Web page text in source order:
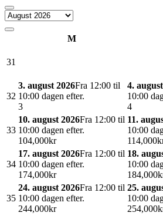
M
31
32
3. august 2026Fra 12:00 til
10:00 dagen efter.
3
4.
10:00
4
33
10. august 2026Fra 12:00 til
10:00 dagen efter.
104,000kr
11.
10:00
11
34
17. august 2026Fra 12:00 til
10:00 dagen efter.
174,000kr
18.
10:00
18
35
24. august 2026Fra 12:00 til
10:00 dagen efter.
244,000kr
25.
10:00
25